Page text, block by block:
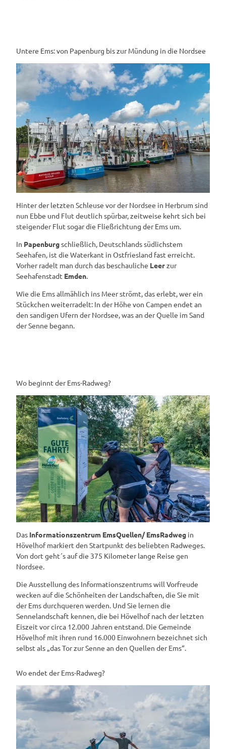
Untere Ems: von Papenburg bis zur Mündung in die Nordsee
Hinter der letzten Schleuse vor der Nordsee in Herbrum sind
nun Ebbe und Flut deutlich spürbar, zeitweise kehrt sich bei
steigender Flut sogar die Fließrichtung der Ems um.
In Papenburgschließlich, Deutschlands südlichstem
Seehafen, ist die Waterkant in Ostfriesland fast erreicht.
Vorher radelt man durch das beschauliche Leerzur
Seehafenstadt Emden.
Wie die Ems allmählich ins Meer strömt, das erlebt, wer ein
Stückchen weiterradelt: In der Höhe von Campen endet an
den sandigen Ufern der Nordsee, was an der Quelle im Sand
der Senne begann.
Wo beginnt der Ems-Radweg?
Das Informationszentrum EmsQuellen/ EmsRadweg in
Hövelhof markiert den Startpunkt des beliebten Radweges.
Von dort geht´s auf die 375 Kilometer lange Reise gen
Nordsee.
Die Ausstellung des Informationszentrums will Vorfreude
wecken auf die Schönheiten der Landschaften, die Sie mit
der Ems durchqueren werden. Und Sie lernen die
Sennelandschaft kennen, die bei Hövelhof nach der letzten
Eiszeit vor circa 12.000 Jahren entstand. Die Gemeinde
Hövelhof mit ihren rund 16.000 Einwohnern bezeichnet sich
selbst als „das Tor zur Senne an den Quellen der Ems“.
Wo endet der Ems-Radweg?